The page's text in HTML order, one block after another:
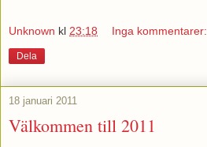
Unknown kl 23:18 Inga kommentarer:
Dela
18 januari 2011
Välkommen till 2011